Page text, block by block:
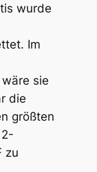
wurde
Im
sie
die
größten
zu